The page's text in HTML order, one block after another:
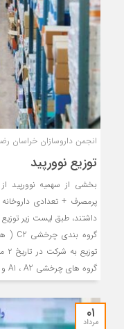
انجمن داروسازان خراسان
توزیع نوورپید
بخشی از سهمیه نوورپید
پرمصرف + تعدادی
داشتند، طبق لیست زیر
گروه های چرخشی A1 ، A2 و B1 خواهد بود
۰۱
مرداد